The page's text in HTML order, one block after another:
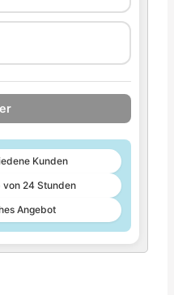
Kunden
24 Stunden
Angebot